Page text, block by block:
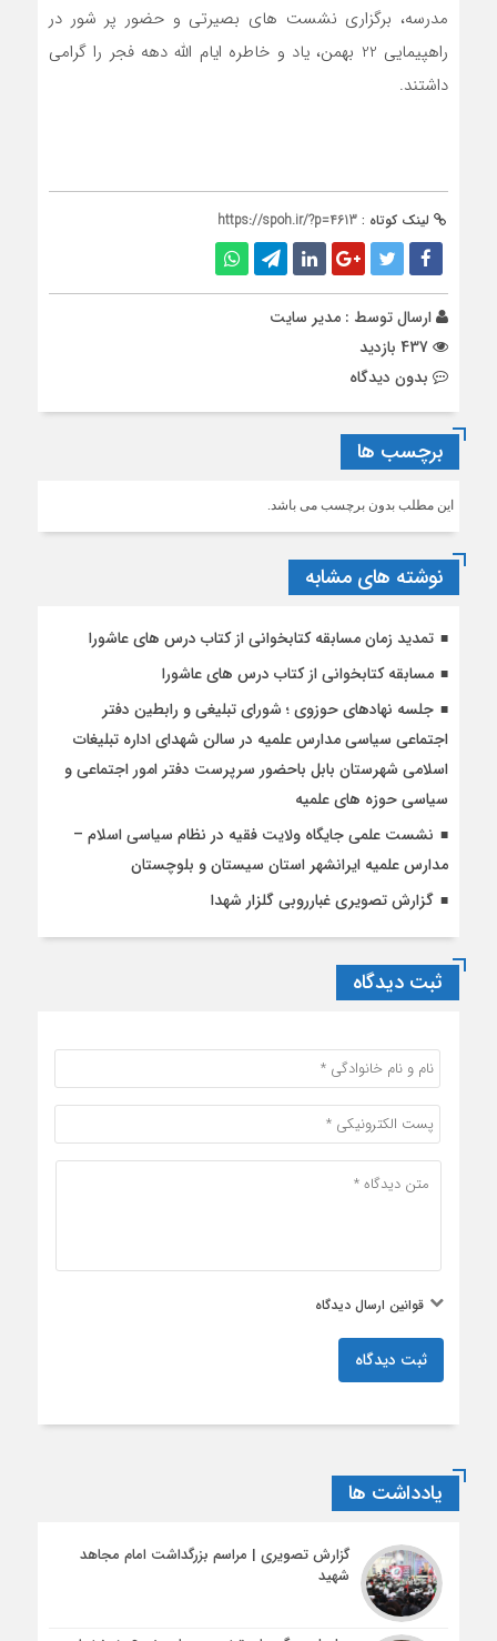
مدرسه، برگزاری نشست های بصیرتی و حضور پر شور در
راهپیمایی 22 بهمن، یاد و خاطره ایام الله دهه فجر را گرامی
داشتند.
لینک کوتاه : https://spoh.ir/?p=4613
ارسال توسط : مدیر سایت
بدون دیدگاه
برچسب ها
این مطلب بدون برچسب می باشد.
نوشته های مشابه
تمدید زمان مسابقه کتابخوانی از کتاب درس های عاشورا
مسابقه کتابخوانی از کتاب درس های عاشورا
جلسه نهادهای حوزوی ؛ شورای تبلیغی و رابطین دفتر
اجتماعی سیاسی مدارس علمیه در سالن شهدای اداره تبلیغات
اسلامی شهرستان بابل باحضور سرپرست دفتر امور اجتماعی و
سیاسی حوزه های علمیه
نشست علمی جایگاه ولایت فقیه در نظام سیاسی اسلام –
مدارس علمیه ایرانشهر استان سیستان و بلوچستان
گزارش تصویری غبارروبی گلزار شهدا
ثبت دیدگاه
قوانین ارسال دیدگاه
ثبت دیدگاه
یادداشت ها
گزارش تصویری | مراسم بزرگداشت امام مجاهد
شهید